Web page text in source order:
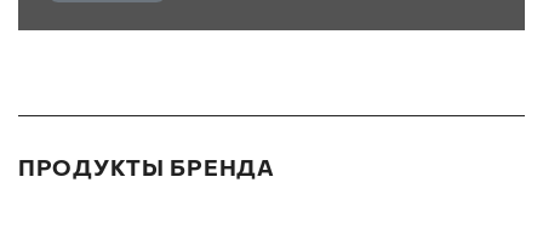
ПРОДУКТЫ БРЕНДА